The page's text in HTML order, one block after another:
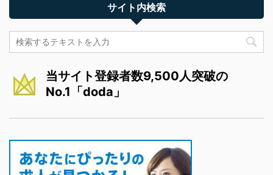
サイト内検索
当サイト登録者数9,500人突破の
No.1「doda」